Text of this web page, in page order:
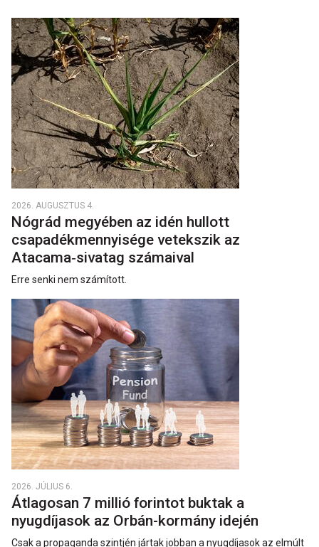
2026. AUGUSZTUS 4.
Nógrád megyében az idén hullott
csapadékmennyisége vetekszik az
Atacama‑sivatag számaival
Erre senki nem számított.
2026. JÚLIUS 6.
Átlagosan 7 millió forintot buktak a
nyugdíjasok az Orbán-kormány idején
Csak a propaganda szintjén jártak jobban a nyugdíjasok az elmúlt